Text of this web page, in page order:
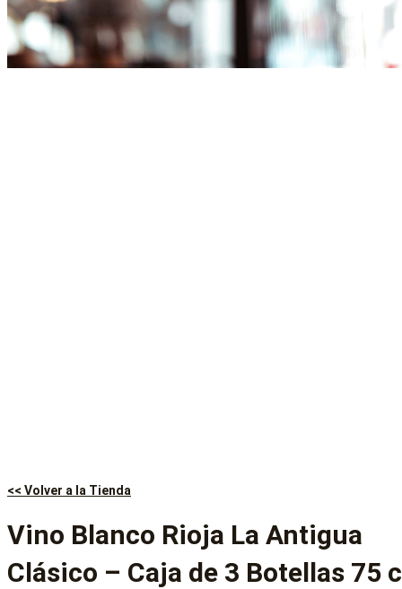
<< Volver a la Tienda
Vino Blanco Rioja La Antigua
Clásico – Caja de 3 Botellas 75